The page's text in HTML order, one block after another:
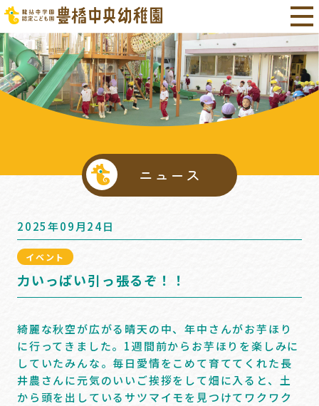
ニュース
2025年09月24日
イベント
力いっぱい引っ張るぞ！！
綺麗な秋空が広がる晴天の中、年中さんがお芋ほり
に行ってきました。1週間前からお芋ほりを楽しみに
していたみんな。毎日愛情をこめて育ててくれた長
井農さんに元気のいいご挨拶をして畑に入ると、土
から頭を出しているサツマイモを見つけてワクワク